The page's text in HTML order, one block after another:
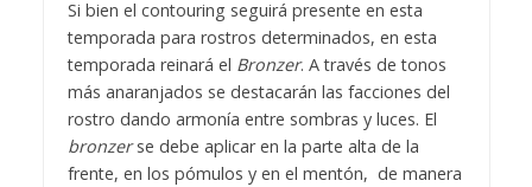
Si bien el contouring seguirá presente en esta
temporada para rostros determinados, en esta
temporada reinará el Bronzer. A través de tonos
más anaranjados se destacarán las facciones del
rostro dando armonía entre sombras y luces. El
bronzerse debe aplicar en la parte alta de la
frente, en los pómulos y en el mentón, de manera